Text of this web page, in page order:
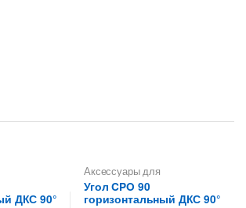
лотков
ДКС 90°
Аксессуары для
металлических лотков
для цельных,
перфорированных лотков
Угол CPO 90
горизонтальный ДКС 90°